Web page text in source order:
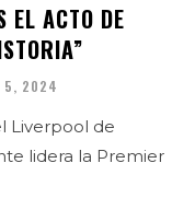
EL ACTO DE
5, 2024
Liverpool de
lidera la Premier